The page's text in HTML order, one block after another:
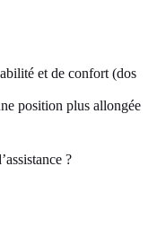
et de confort (dos
position plus allongée
?